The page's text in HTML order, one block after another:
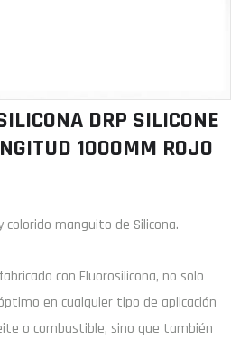
DRP SILICONE
1000MM ROJO
manguito de Silicona.
fabricado con Fluorosilicona, no solo
en cualquier tipo de aplicación
o combustible, sino que también